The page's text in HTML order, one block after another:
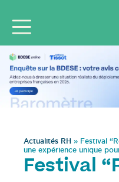
Actualités RH » Festival
une expérience unique
Festival